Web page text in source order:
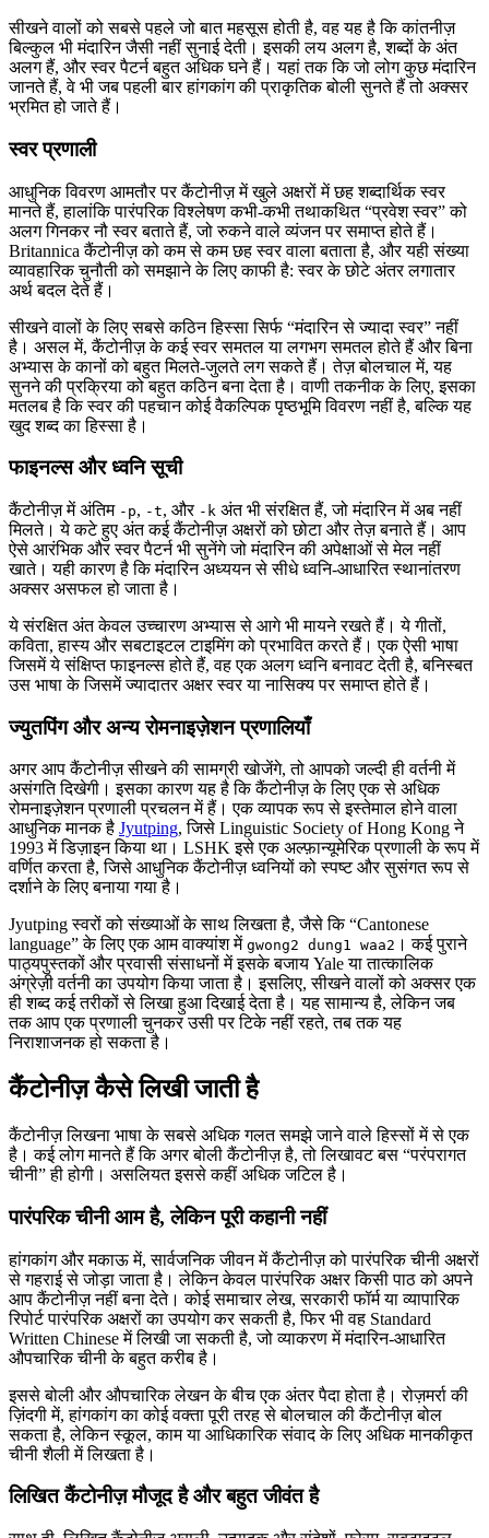
सीखने वालों को सबसे पहले जो बात महसूस होती है, वह यह है कि कांतनीज़
बिल्कुल भी मंदारिन जैसी नहीं सुनाई देती। इसकी लय अलग है, शब्दों के अंत
अलग हैं, और स्वर पैटर्न बहुत अधिक घने हैं। यहां तक कि जो लोग कुछ मंदारिन
जानते हैं, वे भी जब पहली बार हांगकांग की प्राकृतिक बोली सुनते हैं तो अक्सर
भ्रमित हो जाते हैं।
स्वर प्रणाली
आधुनिक विवरण आमतौर पर कैंटोनीज़ में खुले अक्षरों में छह शब्दार्थिक स्वर
मानते हैं, हालांकि पारंपरिक विश्लेषण कभी-कभी तथाकथित “प्रवेश स्वर” को
अलग गिनकर नौ स्वर बताते हैं, जो रुकने वाले व्यंजन पर समाप्त होते हैं।
Britannica कैंटोनीज़ को कम से कम छह स्वर वाला बताता है, और यही संख्या
व्यावहारिक चुनौती को समझाने के लिए काफी है: स्वर के छोटे अंतर लगातार
अर्थ बदल देते हैं।
सीखने वालों के लिए सबसे कठिन हिस्सा सिर्फ “मंदारिन से ज्यादा स्वर” नहीं
है। असल में, कैंटोनीज़ के कई स्वर समतल या लगभग समतल होते हैं और बिना
अभ्यास के कानों को बहुत मिलते-जुलते लग सकते हैं। तेज़ बोलचाल में, यह
सुनने की प्रक्रिया को बहुत कठिन बना देता है। वाणी तकनीक के लिए, इसका
मतलब है कि स्वर की पहचान कोई वैकल्पिक पृष्ठभूमि विवरण नहीं है, बल्कि यह
खुद शब्द का हिस्सा है।
फाइनल्स और ध्वनि सूची
कैंटोनीज़ में अंतिम -p, -t, और -k अंत भी संरक्षित हैं, जो मंदारिन में अब नहीं
मिलते। ये कटे हुए अंत कई कैंटोनीज़ अक्षरों को छोटा और तेज़ बनाते हैं। आप
ऐसे आरंभिक और स्वर पैटर्न भी सुनेंगे जो मंदारिन की अपेक्षाओं से मेल नहीं
खाते। यही कारण है कि मंदारिन अध्ययन से सीधे ध्वनि-आधारित स्थानांतरण
अक्सर असफल हो जाता है।
ये संरक्षित अंत केवल उच्चारण अभ्यास से आगे भी मायने रखते हैं। ये गीतों,
कविता, हास्य और सबटाइटल टाइमिंग को प्रभावित करते हैं। एक ऐसी भाषा
जिसमें ये संक्षिप्त फाइनल्स होते हैं, वह एक अलग ध्वनि बनावट देती है, बनिस्बत
उस भाषा के जिसमें ज्यादातर अक्षर स्वर या नासिक्य पर समाप्त होते हैं।
ज्युतपिंग और अन्य रोमनाइज़ेशन प्रणालियाँ
अगर आप कैंटोनीज़ सीखने की सामग्री खोजेंगे, तो आपको जल्दी ही वर्तनी में
असंगति दिखेगी। इसका कारण यह है कि कैंटोनीज़ के लिए एक से अधिक
रोमनाइज़ेशन प्रणाली प्रचलन में हैं। एक व्यापक रूप से इस्तेमाल होने वाला
आधुनिक मानक है Jyutping, जिसे Linguistic Society of Hong Kong ने
1993 में डिज़ाइन किया था। LSHK इसे एक अल्फ़ान्यूमेरिक प्रणाली के रूप में
वर्णित करता है, जिसे आधुनिक कैंटोनीज़ ध्वनियों को स्पष्ट और सुसंगत रूप से
दर्शाने के लिए बनाया गया है।
Jyutping स्वरों को संख्याओं के साथ लिखता है, जैसे कि “Cantonese
language” के लिए एक आम वाक्यांश में gwong2 dung1 waa2 । कई पुराने
पाठ्यपुस्तकों और प्रवासी संसाधनों में इसके बजाय Yale या तात्कालिक
अंग्रेज़ी वर्तनी का उपयोग किया जाता है। इसलिए, सीखने वालों को अक्सर एक
ही शब्द कई तरीकों से लिखा हुआ दिखाई देता है। यह सामान्य है, लेकिन जब
तक आप एक प्रणाली चुनकर उसी पर टिके नहीं रहते, तब तक यह
निराशाजनक हो सकता है।
कैंटोनीज़ कैसे लिखी जाती है
कैंटोनीज़ लिखना भाषा के सबसे अधिक गलत समझे जाने वाले हिस्सों में से एक
है। कई लोग मानते हैं कि अगर बोली कैंटोनीज़ है, तो लिखावट बस “परंपरागत
चीनी” ही होगी। असलियत इससे कहीं अधिक जटिल है।
पारंपरिक चीनी आम है, लेकिन पूरी कहानी नहीं
हांगकांग और मकाऊ में, सार्वजनिक जीवन में कैंटोनीज़ को पारंपरिक चीनी अक्षरों
से गहराई से जोड़ा जाता है। लेकिन केवल पारंपरिक अक्षर किसी पाठ को अपने
आप कैंटोनीज़ नहीं बना देते। कोई समाचार लेख, सरकारी फॉर्म या व्यापारिक
रिपोर्ट पारंपरिक अक्षरों का उपयोग कर सकती है, फिर भी वह Standard
Written Chinese में लिखी जा सकती है, जो व्याकरण में मंदारिन-आधारित
औपचारिक चीनी के बहुत करीब है।
इससे बोली और औपचारिक लेखन के बीच एक अंतर पैदा होता है। रोज़मर्रा की
ज़िंदगी में, हांगकांग का कोई वक्ता पूरी तरह से बोलचाल की कैंटोनीज़ बोल
सकता है, लेकिन स्कूल, काम या आधिकारिक संवाद के लिए अधिक मानकीकृत
चीनी शैली में लिखता है।
लिखित कैंटोनीज़ मौजूद है और बहुत जीवंत है